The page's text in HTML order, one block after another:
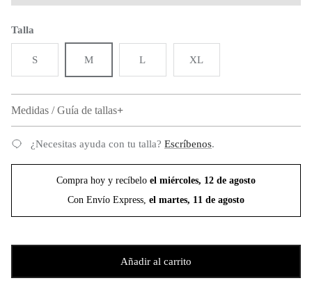
Talla
S M L XL
Medidas / Guía de tallas
¿Necesitas ayuda con tu talla? Escríbenos.
Compra hoy y recíbelo el miércoles, 12 de agosto
Con Envío Express, el martes, 11 de agosto
Añadir al carrito